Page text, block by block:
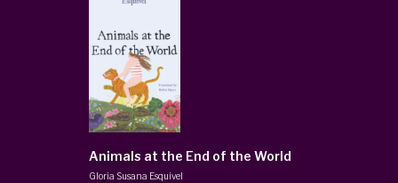
Animals at the End of the World
Gloria Susana Esquivel